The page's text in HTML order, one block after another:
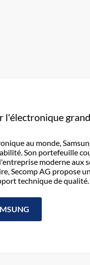
l'électronique
au monde,
Son portefeuille
moderne aux
Secomp AG propose
technique de qualité.